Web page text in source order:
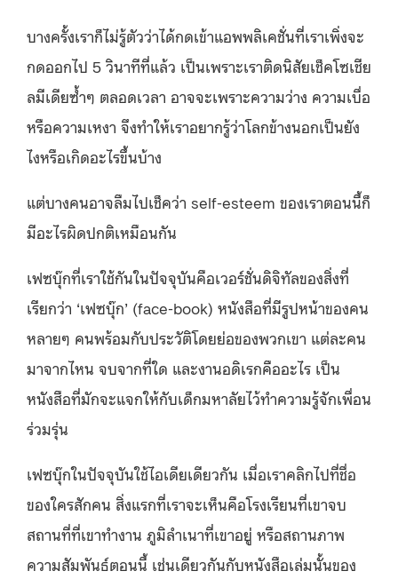
บางครั้งเราก็ไม่รู้ตัวว่าได้กดเข้าแอพพลิเคชั่นที่เราเพิ่งจะ
กดออกไป 5 วินาทีที่แล้ว เป็นเพราะเราติดนิสัยเช็คโซเชีย
ลมีเดียซ้ำๆ ตลอดเวลา อาจจะเพราะความว่าง ความเบื่อ
หรือความเหงา จึงทำให้เราอยากรู้ว่าโลกข้างนอกเป็นยัง
ไงหรือเกิดอะไรขึ้นบ้าง
แต่บางคนอาจลืมไปเช็คว่า self-esteem ของเราตอนนี้ก็
มีอะไรผิดปกติเหมือนกัน
เฟซบุ๊กที่เราใช้กันในปัจจุบันคือเวอร์ชั่นดิจิทัลของสิ่งที่
เรียกว่า ‘เฟซบุ๊ก’ (face-book) หนังสือที่มีรูปหน้าของคน
หลายๆ คนพร้อมกับประวัติโดยย่อของพวกเขา แต่ละคน
มาจากไหน จบจากที่ใด และงานอดิเรกคืออะไร เป็น
หนังสือที่มักจะแจกให้กับเด็กมหาลัยไว้ทำความรู้จักเพื่อน
ร่วมรุ่น
เฟซบุ๊กในปัจจุบันใช้ไอเดียเดียวกัน เมื่อเราคลิกไปที่ชื่อ
ของใครสักคน สิ่งแรกที่เราจะเห็นคือโรงเรียนที่เขาจบ
สถานที่ที่เขาทำงาน ภูมิลำเนาที่เขาอยู่ หรือสถานภาพ
ความสัมพันธ์ตอนนี้ เช่นเดียวกันกับหนังสือเล่มนั้นของ